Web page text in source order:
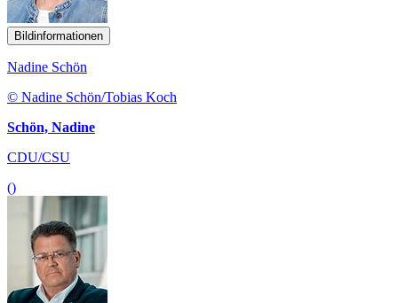
Bildinformationen
Nadine Schön
© Nadine Schön/Tobias Koch
Schön, Nadine
CDU/CSU
()